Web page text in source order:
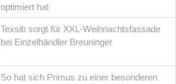
optimiert hat
Texsib sorgt für XXL-Weihnachtsfassade
bei Einzelhändler Breuninger
So hat sich Primus zu einer besonderen